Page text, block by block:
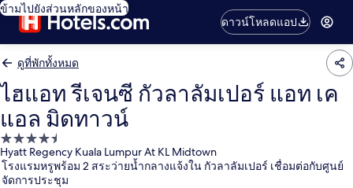
ข้ามไปยังส่วนหลักของหน้า
ดาวน์โหลดแอป
ดูที่พักทั้งหมด
ไฮแอท รีเจนซี กัวลาลัมเปอร์ แอท เค
แอล มิดทาวน์
ที่พัก
4.5
ดาว
Hyatt Regency Kuala Lumpur At KL Midtown
โรงแรมหรูพร้อม 2 สระว่ายน้ำกลางแจ้งใน กัวลาลัมเปอร์ เชื่อมต่อกับศูนย์
จัดการประชุม